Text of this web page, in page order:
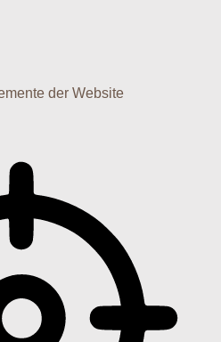
der Website